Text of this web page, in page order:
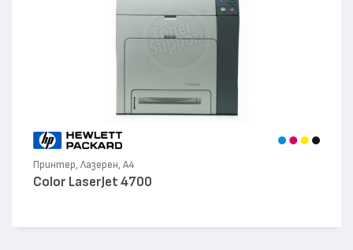
Принтер, Лазерен, А4
Color LaserJet 4700